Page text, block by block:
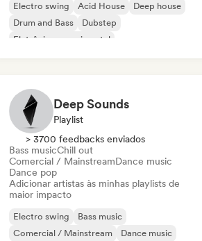
Electro swing Acid House
Deep house
Drum and Bass
Dubstep
Eletrônica experimental
Deep Sounds
Playlist
> 3700 feedbacks enviados
Bass musicChill out
Comercial / MainstreamDance music
Dance pop
Adicionar artistas às minhas playlists de
maior impacto
Electro swing
Bass music
Comercial / Mainstream
Dance music